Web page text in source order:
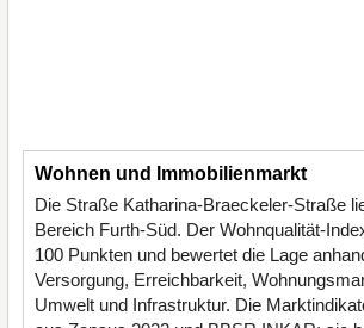
Wohnen und Immobilienmarkt
Die Straße Katharina-Braeckeler-Straße
Bereich Furth-Süd. Der Wohnqualität-
100 Punkten und bewertet die Lage
Versorgung, Erreichbarkeit,
Umwelt und Infrastruktur. Die